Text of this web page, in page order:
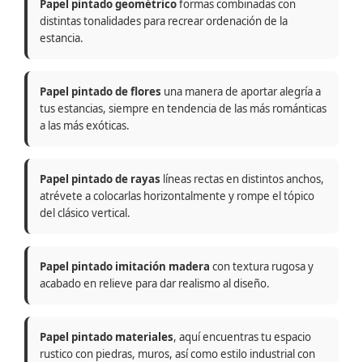
Papel pintado geométricoformas combinadas con
distintas tonalidades para recrear ordenación de la
estancia.
Papel pintado de flores una manera de aportar alegría a
tus estancias, siempre en tendencia de las más románticas
a las más exóticas.
Papel pintado de rayas líneas rectas en distintos anchos,
atrévete a colocarlas horizontalmente y rompe el tópico
del clásico vertical.
Papel pintado imitación madera con textura rugosa y
acabado en relieve para dar realismo al diseño.
Papel pintado materiales, aquí encuentras tu espacio
rustico con piedras, muros, así como estilo industrial con